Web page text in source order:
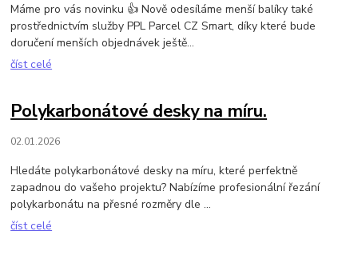
Máme pro vás novinku 👍 Nově odesíláme menší balíky také
prostřednictvím služby PPL Parcel CZ Smart, díky které bude
doručení menších objednávek ještě...
číst celé
Polykarbonátové desky na míru.
02.01.2026
Hledáte polykarbonátové desky na míru, které perfektně
zapadnou do vašeho projektu? Nabízíme profesionální řezání
polykarbonátu na přesné rozměry dle ...
číst celé